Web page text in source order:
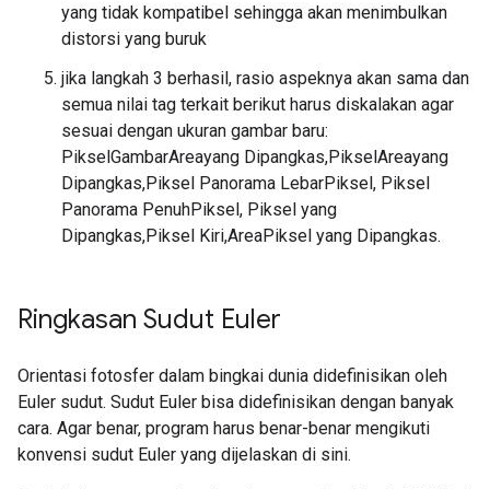
yang tidak kompatibel sehingga akan menimbulkan
distorsi yang buruk
jika langkah 3 berhasil, rasio aspeknya akan sama dan
semua nilai tag terkait berikut harus diskalakan agar
sesuai dengan ukuran gambar baru:
PikselGambarAreayang Dipangkas,PikselAreayang
Dipangkas,Piksel Panorama LebarPiksel, Piksel
Panorama PenuhPiksel, Piksel yang
Dipangkas,Piksel Kiri,AreaPiksel yang Dipangkas.
Ringkasan Sudut Euler
Orientasi fotosfer dalam bingkai dunia didefinisikan oleh
Euler sudut. Sudut Euler bisa didefinisikan dengan banyak
cara. Agar benar, program harus benar-benar mengikuti
konvensi sudut Euler yang dijelaskan di sini.